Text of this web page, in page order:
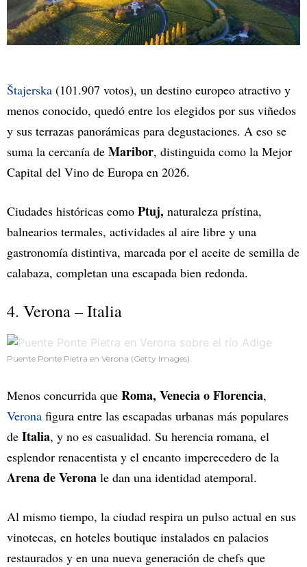
Štajerska (101.907 votos), un destino europeo atractivo y
menos conocido, quedó entre los elegidos por sus viñedos
y sus terrazas panorámicas para degustaciones. A eso se
suma la cercanía de Maribor, distinguida como la Mejor
Capital del Vino de Europa en 2026.
Ciudades históricas como Ptuj, naturaleza prístina,
balnearios termales, actividades al aire libre y una
gastronomía distintiva, marcada por el aceite de semilla de
calabaza, completan una escapada bien redonda.
4. Verona – Italia
Puente Ponte Pietra en Verona (Getty Images).
Menos concurrida que Roma, Venecia o Florencia,
Verona figura entre las escapadas urbanas más populares
de Italia, y no es casualidad. Su herencia romana, el
esplendor renacentista y el encanto imperecedero de la
Arena de Verona le dan una identidad atemporal.
Al mismo tiempo, la ciudad respira un pulso actual en sus
vinotecas, en hoteles boutique instalados en palacios
restaurados y en una nueva generación de chefs que